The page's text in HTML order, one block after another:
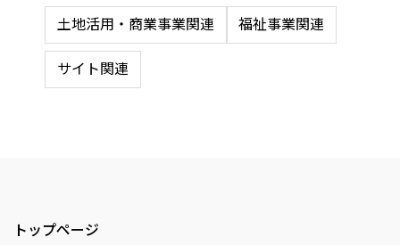
土地活用・商業事業関連 福祉事業関連
サイト関連
トップページ